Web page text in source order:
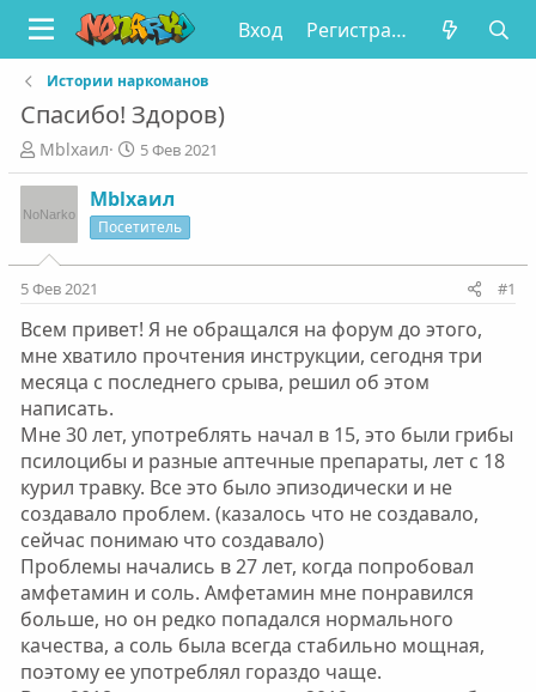
Вход Регистрация
Истории наркоманов
Спасибо! Здоров)
А
в
т
о
р
т
е
ы
Мblxaил
Д
а
т
а
н
а
л
а
5 Фев 2021
Мblxaил
Посетитель
5 Фев 2021 #1
Всем привет! Я не обращался на форум до этого,
мне хватило прочтения инструкции, сегодня три
месяца с последнего срыва, решил об этом
написать.
Мне 30 лет, употреблять начал в 15, это были грибы
псилоцибы и разные аптечные препараты, лет с 18
курил травку. Все это было эпизодически и не
создавало проблем. (казалось что не создавало,
сейчас понимаю что создавало)
Проблемы начались в 27 лет, когда попробовал
амфетамин и соль. Амфетамин мне понравился
больше, но он редко попадался нормального
качества, а соль была всегда стабильно мощная,
поэтому ее употреблял гораздо чаще.